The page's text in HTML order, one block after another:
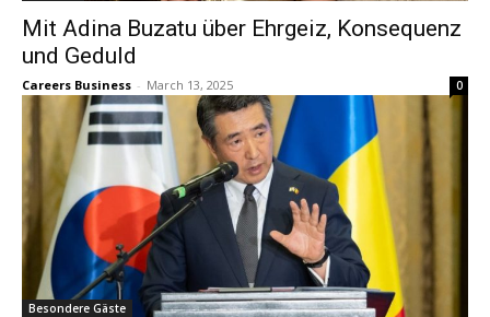
Mit Adina Buzatu über Ehrgeiz, Konsequenz
und Geduld
Careers Business - March 13, 2025 0
Besondere Gäste